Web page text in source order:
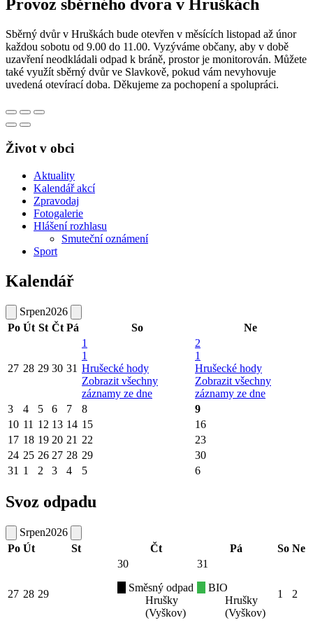
Provoz sběrného dvora v Hruškách
Sběrný dvůr v Hruškách bude otevřen v měsících listopad až únor
každou sobotu od 9.00 do 11.00. Vyzýváme občany, aby v době
uzavření neodkládali odpad k bráně, prostor je monitorován. Můžete
také využít sběrný dvůr ve Slavkově, pokud vám nevyhovuje
uvedená otevírací doba. Děkujeme za pochopení a spolupráci.
Život v obci
Aktuality
Kalendář akcí
Zpravodaj
Fotogalerie
Hlášení rozhlasu
Smuteční oznámení
Sport
Kalendář
Srpen2026
Po Út St Čt Pá So Ne
27 28 29 30 31
1
1
Hrušecké hody
Zobrazit všechny
záznamy ze dne
2
1
Hrušecké hody
Zobrazit všechny
záznamy ze dne
3
4 5 6 7 8
9
10 11 12 13 14 15
16
17 18 19 20 21 22
23
24 25 26 27 28 29
30
31 1 2 3 4 5 6
Svoz odpadu
Srpen2026
Po Út St Čt Pá So Ne
27 28 29
30
Směsný odpad
Hrušky
(Vyškov)
31
BIO
Hrušky
(Vyškov)
1 2